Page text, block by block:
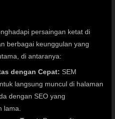
persaingan ketat di
berbagai keunggulan yang
di antaranya:
dengan Cepat: SEM
langsung muncul di halaman
dengan SEO yang
lama.